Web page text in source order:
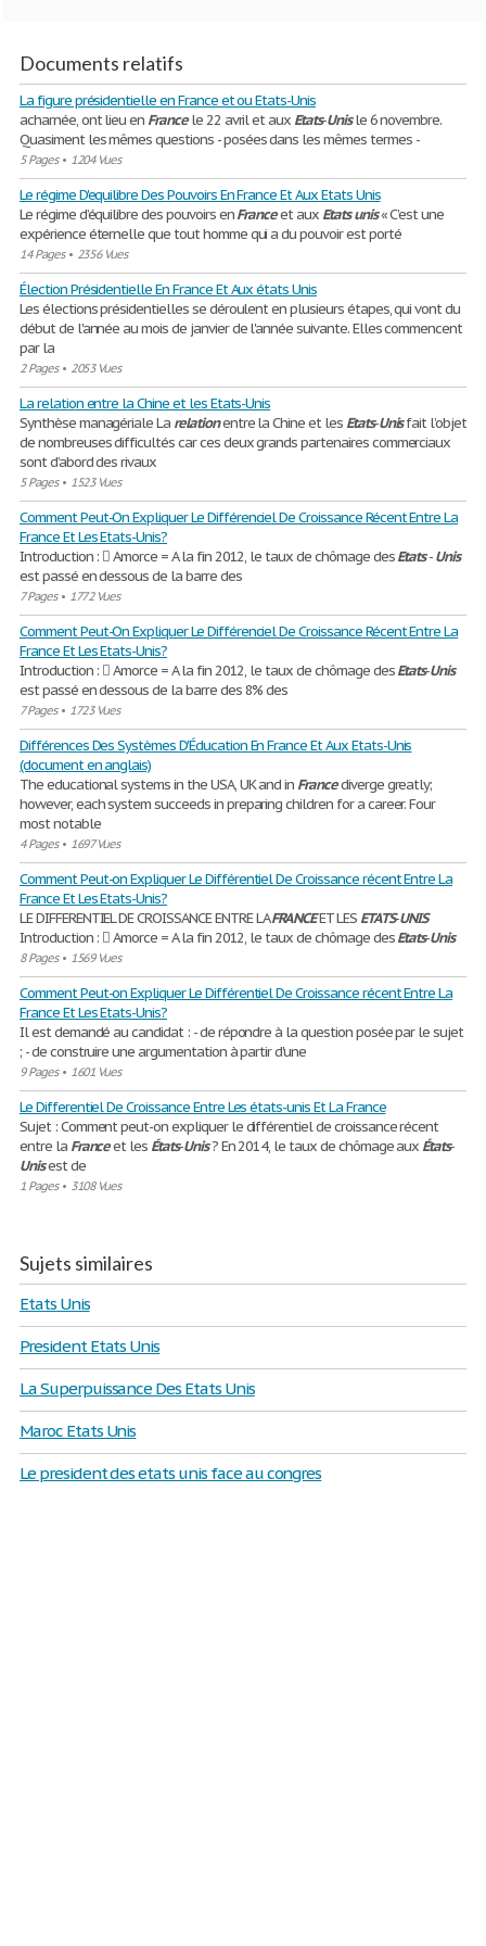
Documents relatifs
La figure présidentielle en France et ou Etats-Unis
acharnée, ont lieu en Francele 22 avril et aux Etats-Unisle 6 novembre.
Quasiment les mêmes questions - posées dans les mêmes termes -
5 Pages• 1204 Vues
Le régime D'equilibre Des Pouvoirs En France Et Aux Etats Unis
Le régime d’équilibre des pouvoirs enFranceet aux Etats unis« C’est une
expérience éternelle que tout homme qui a du pouvoir est porté
14 Pages• 2356 Vues
Élection Présidentielle En France Et Aux états Unis
Les élections présidentielles se déroulent en plusieurs étapes, qui vont du
début de l'année au mois de janvier de l'année suivante. Elles commencent
par la
2 Pages• 2053 Vues
La relation entre la Chine et les Etats-Unis
Synthèse managériale La relationentre la Chine et les Etats-Unisfait l’objet
de nombreuses difficultés car ces deux grands partenaires commerciaux
sont d’abord des rivaux
5 Pages• 1523 Vues
Comment Peut-On Expliquer Le Différenciel De Croissance Récent Entre La
France Et Les Etats-Unis?
Introduction :  Amorce = A la fin 2012, le taux de chômage desEtats-Unis
est passé en dessous de la barre des
7 Pages• 1772 Vues
Comment Peut-On Expliquer Le Différenciel De Croissance Récent Entre La
France Et Les Etats-Unis?
Introduction :  Amorce = A la fin 2012, le taux de chômage desEtats-Unis
est passé en dessous de la barre des 8% des
7 Pages• 1723 Vues
Différences Des Systèmes D'Éducation En France Et Aux Etats-Unis
(document en anglais)
The educational systems in the USA, UK and in Francediverge greatly;
however, each system succeeds in preparing children for a career. Four
most notable
4 Pages• 1697 Vues
Comment Peut-on Expliquer Le Différentiel De Croissance récent Entre La
France Et Les Etats-Unis?
LE DIFFERENTIEL DE CROISSANCE ENTRE LAFRANCEET LES ETATS-UNIS
Introduction :  Amorce = A la fin 2012, le taux de chômage desEtats-Unis
8 Pages• 1569 Vues
Comment Peut-on Expliquer Le Différentiel De Croissance récent Entre La
France Et Les Etats-Unis?
Il est demandé au candidat : - de répondre à la question posée par le sujet
; - de construire une argumentation à partir d'une
9 Pages• 1601 Vues
Le Differentiel De Croissance Entre Les états-unis Et La France
Sujet : Comment peut-on expliquer le différentiel de croissance récent
entre la Franceet les États-Unis? En 2014, le taux de chômage aux États-
Unisest de
1 Pages• 3108 Vues
Sujets similaires
Etats Unis
President Etats Unis
La Superpuissance Des Etats Unis
Maroc Etats Unis
Le president des etats unis face au congres